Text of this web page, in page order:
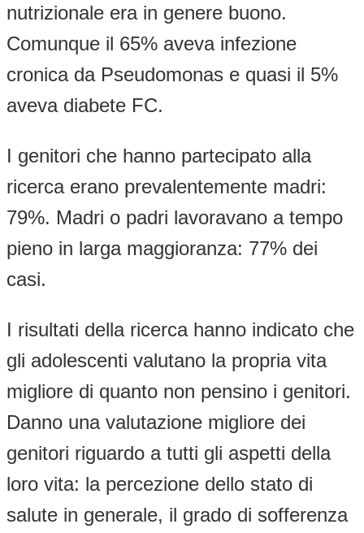
nutrizionale era in genere buono.
Comunque il 65% aveva infezione
cronica da Pseudomonas e quasi il 5%
aveva diabete FC.
I genitori che hanno partecipato alla
ricerca erano prevalentemente madri:
79%. Madri o padri lavoravano a tempo
pieno in larga maggioranza: 77% dei
casi.
I risultati della ricerca hanno indicato che
gli adolescenti valutano la propria vita
migliore di quanto non pensino i genitori.
Danno una valutazione migliore dei
genitori riguardo a tutti gli aspetti della
loro vita: la percezione dello stato di
salute in generale, il grado di sofferenza